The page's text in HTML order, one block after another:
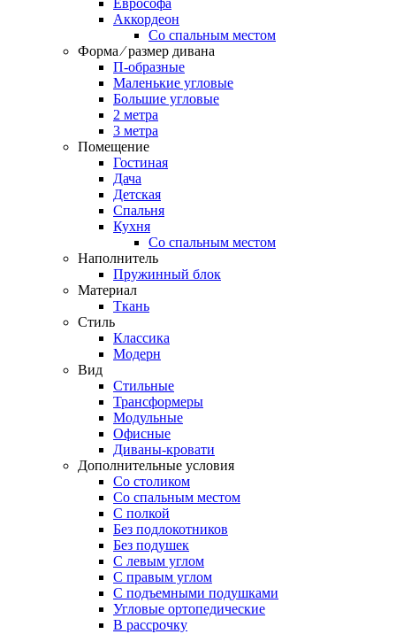
Еврософа
Аккордеон
Со спальным местом
Форма ⁄ размер дивана
П-образные
Маленькие угловые
Большие угловые
2 метра
3 метра
Помещение
Гостиная
Дача
Детская
Спальня
Кухня
Со спальным местом
Наполнитель
Пружинный блок
Материал
Ткань
Стиль
Классика
Модерн
Вид
Стильные
Трансформеры
Модульные
Офисные
Диваны-кровати
Дополнительные условия
Со столиком
Со спальным местом
С полкой
Без подлокотников
Без подушек
C левым углом
C правым углом
С подъемными подушками
Угловые ортопедические
В рассрочку